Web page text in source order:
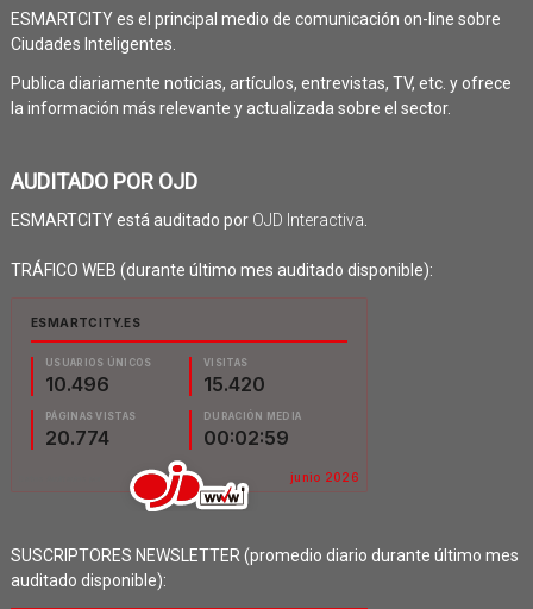
ESMARTCITY es el principal medio de comunicación on-line sobre
Ciudades Inteligentes.
Publica diariamente noticias, artículos, entrevistas, TV, etc. y ofrece
la información más relevante y actualizada sobre el sector.
AUDITADO POR OJD
ESMARTCITY está auditado por OJD Interactiva.
TRÁFICO WEB (durante último mes auditado disponible):
SUSCRIPTORES NEWSLETTER (promedio diario durante último mes
auditado disponible):